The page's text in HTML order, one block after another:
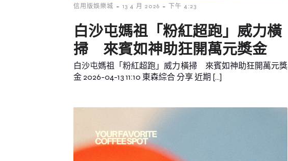
信用版娛樂城 - 13 4 月 2026 - 下午 4:23
白沙屯媽祖「粉紅超跑」威力橫
掃 來賓如神助狂開萬元獎金
白沙屯媽祖「粉紅超跑」威力橫掃 來賓如神助狂開萬元獎
金 2026-04-13 11:10 東森綜合 分享 近期 […]